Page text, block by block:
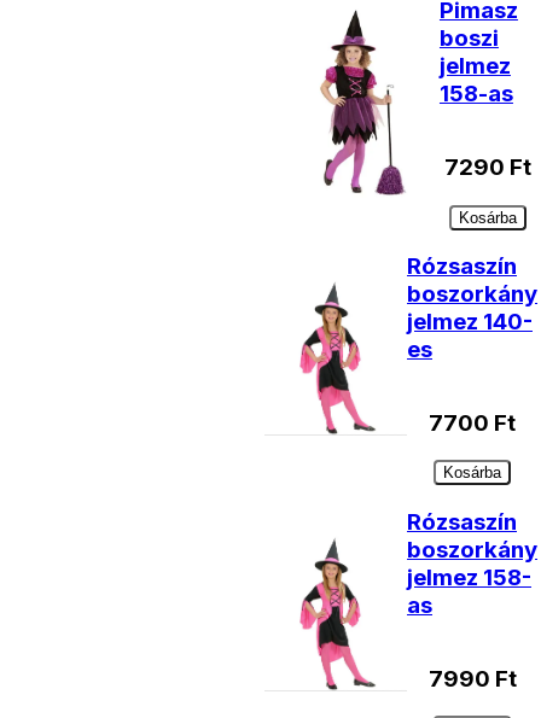
Pimasz
boszi
jelmez
158-as
7290 Ft
Kosárba
Rózsaszín
boszorkány
jelmez 140-
es
7700 Ft
Kosárba
Rózsaszín
boszorkány
jelmez 158-
as
7990 Ft